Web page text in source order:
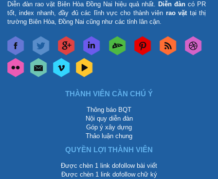
Diễn đàn rao vặt Biên Hòa Đồng Nai hiệu quả nhất. Diễn đàn có PR
tốt, index nhanh, đầy đủ các lĩnh vực cho thành viên rao vặttại thị
trường Biên Hòa, Đồng Nai cũng như các tỉnh lân cận.
THÀNH VIÊN CẦN CHÚ Ý
Thông báo BQT
Nội quy diễn đàn
Góp ý xây dựng
Thảo luận chung
QUYỀN LỢI THÀNH VIÊN
Được chèn 1 link dofollow bài viết
Được chèn 1 link dofollow chữ ký